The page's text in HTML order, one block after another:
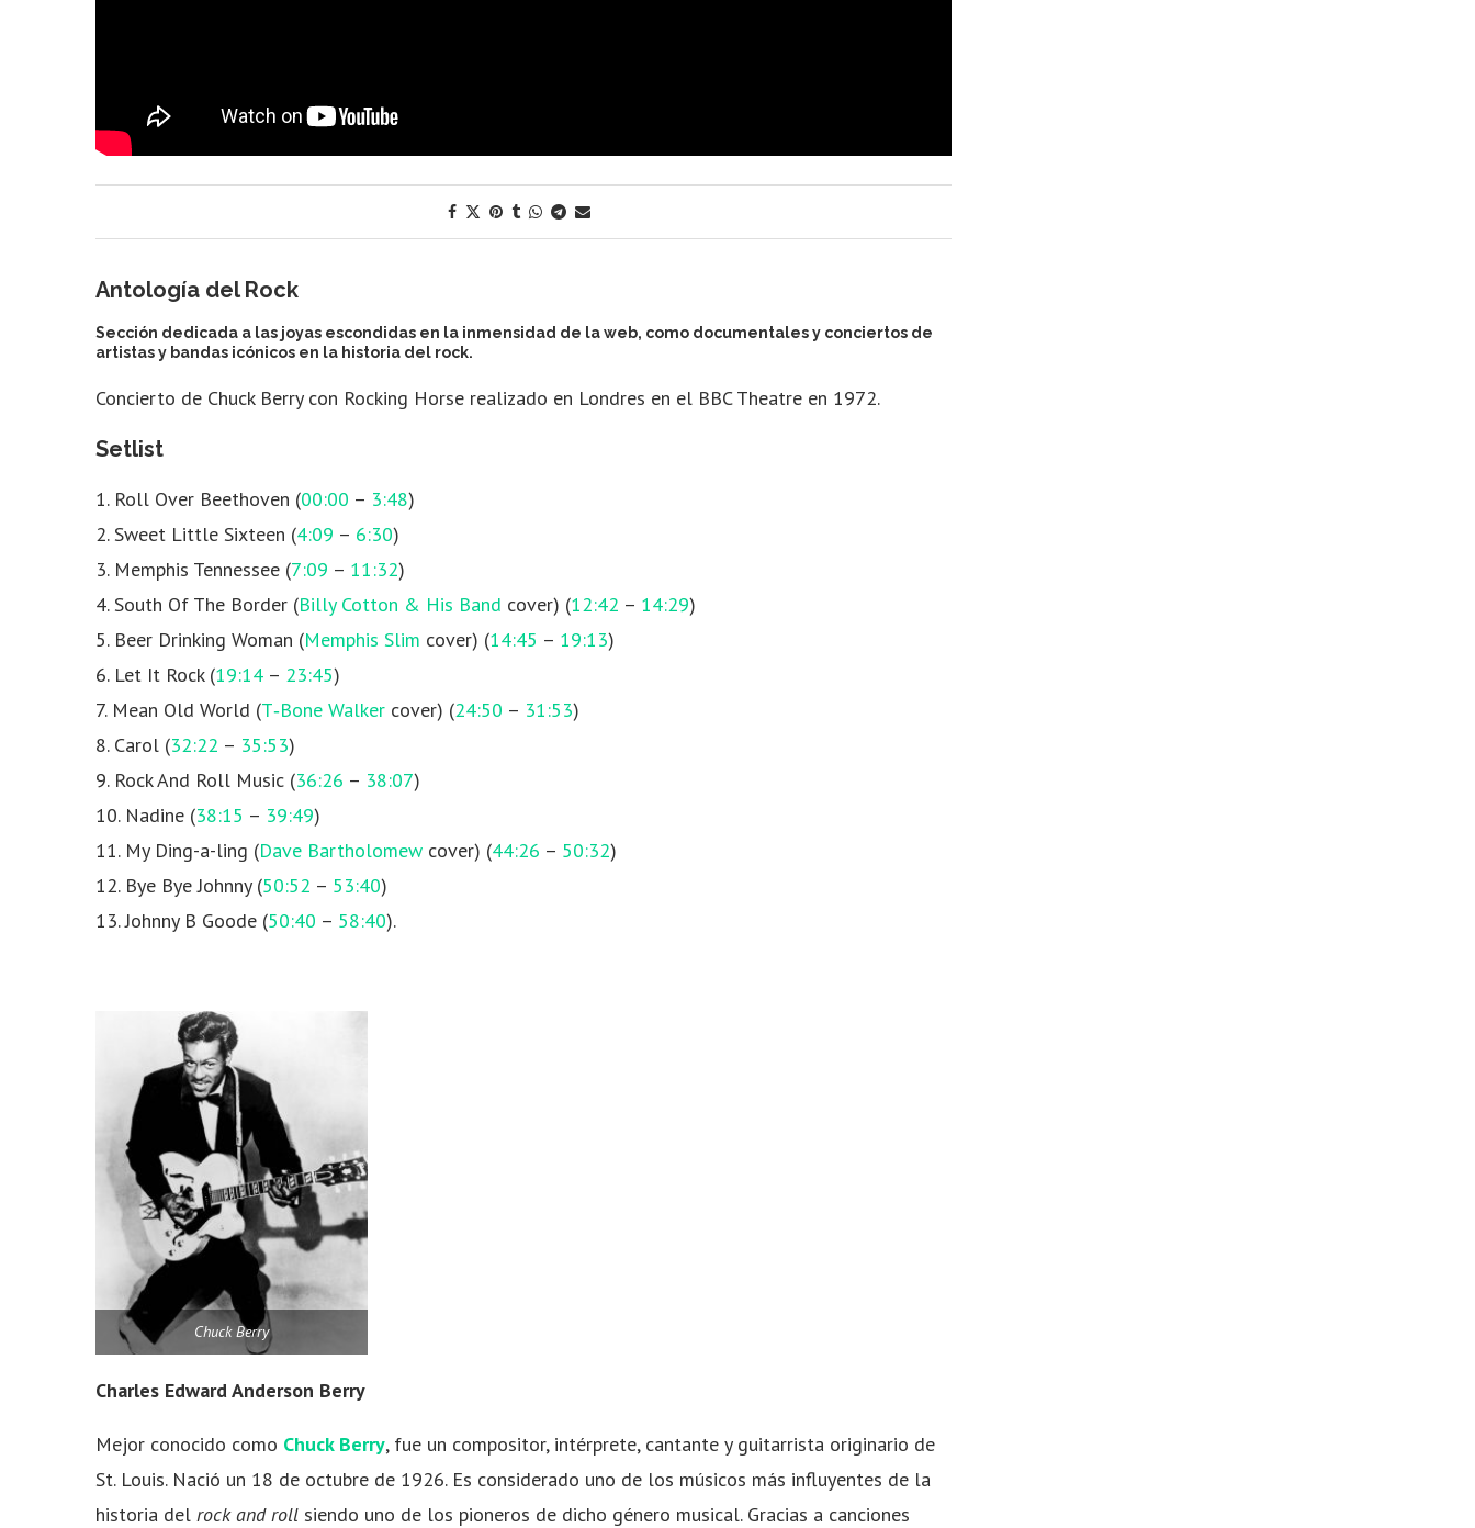
Antología del Rock
Sección dedicada a las joyas escondidas en la inmensidad de la web, como documentales y conciertos de
artistas y bandas icónicos en la historia del rock.
Concierto de Chuck Berry con Rocking Horse realizado en Londres en el BBC Theatre en 1972.
Setlist
1. Roll Over Beethoven (00:00 – 3:48)
2. Sweet Little Sixteen (4:09 – 6:30)
3. Memphis Tennessee (7:09 – 11:32)
4. South Of The Border (Billy Cotton & His Band cover) (12:42 – 14:29)
5. Beer Drinking Woman (Memphis Slim cover) (14:45 – 19:13)
6. Let It Rock (19:14 – 23:45)
7. Mean Old World (T‐Bone Walker cover) (24:50 – 31:53)
8. Carol (32:22 – 35:53)
9. Rock And Roll Music (36:26 – 38:07)
10. Nadine (38:15 – 39:49)
11. My Ding-a-ling (Dave Bartholomew cover) (44:26 – 50:32)
12. Bye Bye Johnny (50:52 – 53:40)
13. Johnny B Goode (50:40 – 58:40).
Chuck Berry
Charles Edward Anderson Berry
Mejor conocido como Chuck Berry, fue un compositor, intérprete, cantante y guitarrista originario de
St. Louis. Nació un 18 de octubre de 1926. Es considerado uno de los músicos más influyentes de la
historia del rock and roll ​ siendo uno de los pioneros de dicho género musical. Gracias a canciones